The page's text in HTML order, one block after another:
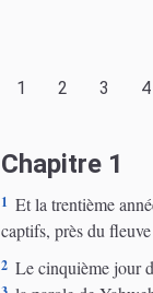
1 2 3 4
Chapitre 1
1 Et la trentième
captifs, près du
2 Le cinquième jour